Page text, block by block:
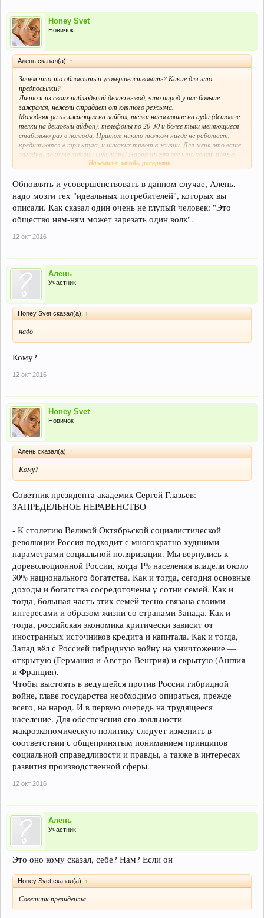
Honey Svet
Новичок
Алень сказал(а): ↑
Зачем что-то обновлять и усовершенствовать? Какие для это
предпосылки?
Лично я из своих наблюдений делаю вывод, что народ у нас больше
зажрался, нежели страдает от клятого режыма.
Молодняк разъезжающих на лайбах, телки насосавшие на ауди (дешовые
телки на дешовый айфон), телефоны по 20-30 и более тыщ меняющиеся
стабильно раз в полгода. Притом никто толком нигде не работает,
кредитуются в три круга, и никаких тягот в жизни. Для меня это ваще
загадка, покруче теории Пуанкаре! Народ имеет все что хочет прямо
здесь и сейчас и без всяких ваших леварюций.
Нажмите, чтобы раскрыть...
Обновлять и усовершенствовать в данном случае, Алень,
надо мозги тех "идеальных потребителей", которых вы
описали. Как сказал один очень не глупый человек: "Это
общество ням-ням может зарезать один волк".
12 окт 2016
Алень
Участник
Honey Svet сказал(а): ↑
надо
Кому?
12 окт 2016
Honey Svet
Новичок
Алень сказал(а): ↑
Кому?
Советник президента академик Сергей Глазьев:
ЗАПРЕДЕЛЬНОЕ НЕРАВЕНСТВО
- К столетию Великой Октябрьской социалистической
революции Россия подходит с многократно худшими
параметрами социальной поляризации. Мы вернулись к
дореволюционной России, когда 1% населения владели около
30% национального богатства. Как и тогда, сегодня основные
доходы и богатства сосредоточены у сотни семей. Как и
тогда, большая часть этих семей тесно связана своими
интересами и образом жизни со странами Запада. Как и
тогда, российская экономика критически зависит от
иностранных источников кредита и капитала. Как и тогда,
Запад вёл с Россией гибридную войну на уничтожение —
открытую (Германия и Австро-Венгрия) и скрытую (Англия
и Франция).
Чтобы выстоять в ведущейся против России гибридной
войне, главе государства необходимо опираться, прежде
всего, на народ. И в первую очередь на трудящееся
население. Для обеспечения его лояльности
макроэкономическую политику следует изменить в
соответствии с общепринятым пониманием принципов
социальной справедливости и правды, а также в интересах
развития производственной сферы.
12 окт 2016
Алень
Участник
Это оно кому сказал, себе? Нам? Если он
Honey Svet сказал(а): ↑
Советник президента